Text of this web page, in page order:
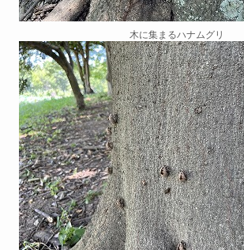
木に集まるハナムグリ